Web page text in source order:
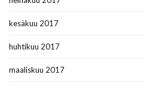
kesäkuu 2017
huhtikuu 2017
maaliskuu 2017